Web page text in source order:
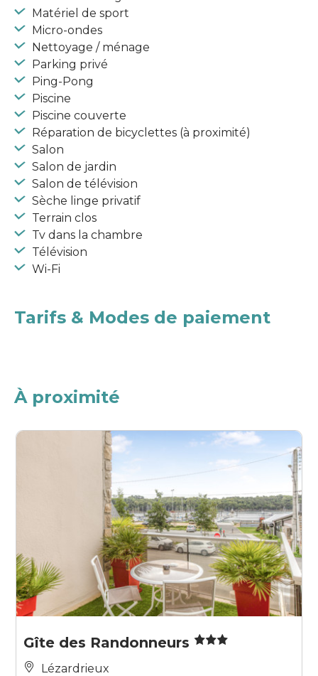
Matériel de sport
Micro-ondes
Nettoyage / ménage
Parking privé
Ping-Pong
Piscine
Piscine couverte
Réparation de bicyclettes (à proximité)
Salon
Salon de jardin
Salon de télévision
Sèche linge privatif
Terrain clos
Tv dans la chambre
Télévision
Wi-Fi
Tarifs & Modes de paiement
À proximité
Gîte des Randonneurs
Lézardrieux